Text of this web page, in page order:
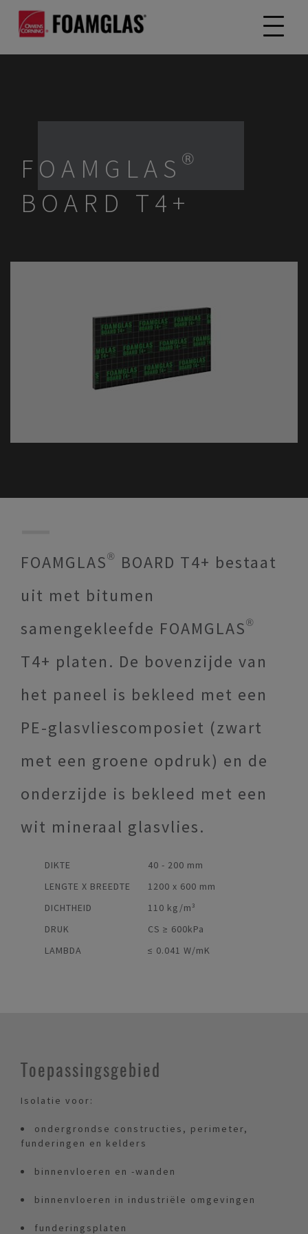
FOAMGLAS®
BOARD T4+
FOAMGLAS® BOARD T4+ bestaat
uit met bitumen
samengekleefde FOAMGLAS®
T4+ platen. De bovenzijde van
het paneel is bekleed met een
PE-glasvliescomposiet (zwart
met een groene opdruk) en de
onderzijde is bekleed met een
wit mineraal glasvlies.
DIKTE
40 - 200 mm
LENGTE X BREEDTE
1200 x 600 mm
DICHTHEID
110 kg/m³
DRUK
CS ≥ 600kPa
LAMBDA
≤ 0.041 W/mK
Toepassingsgebied
Isolatie voor:
ondergrondse constructies, perimeter,
funderingen en kelders
binnenvloeren en -wanden
binnenvloeren in industriële omgevingen
funderingsplaten